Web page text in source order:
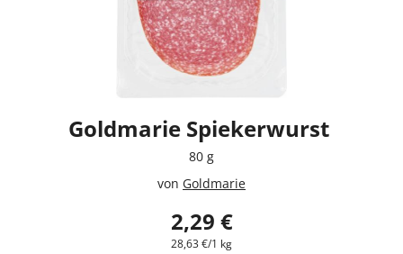
Goldmarie Spiekerwurst
80 g
von Goldmarie
2,29 €
28,63 €/1 kg